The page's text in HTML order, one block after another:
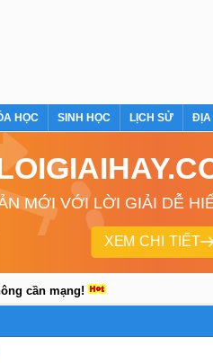
HỌC SINH HỌC LỊCH SỬ ĐỊA
MỚI VỚI LỜI GIẢI DỄ
XEM CHI TIẾT
cần mạng!